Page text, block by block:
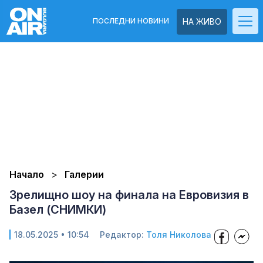
НА ЖИВО
ПОСЛЕДНИ НОВИНИ
Начало Галерии
Зрелищно шоу на финала на Евровизия в
Базел (СНИМКИ)
18.05.2025 • 10:54 Редактор: Толя Николова